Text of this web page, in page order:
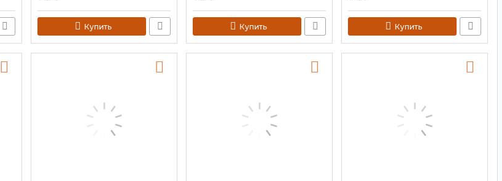
Артикул: 9110400
Купить
Артикул: 9110395
Купить Купить